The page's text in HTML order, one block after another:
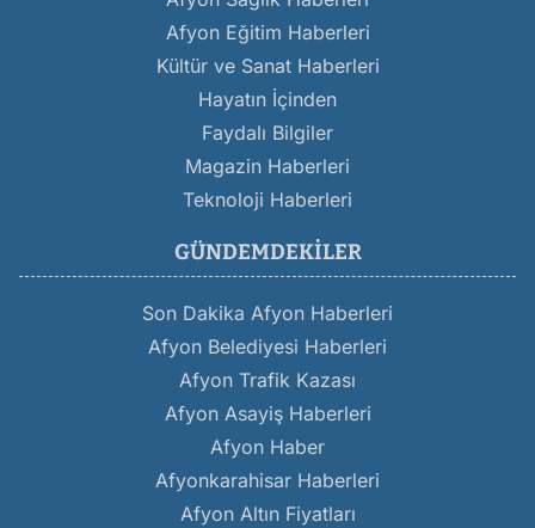
Afyon Eğitim Haberleri
Kültür ve Sanat Haberleri
Hayatın İçinden
Faydalı Bilgiler
Magazin Haberleri
Teknoloji Haberleri
GÜNDEMDEKILER
Son Dakika Afyon Haberleri
Afyon Belediyesi Haberleri
Afyon Trafik Kazası
Afyon Asayiş Haberleri
Afyon Haber
Afyonkarahisar Haberleri
Afyon Altın Fiyatları